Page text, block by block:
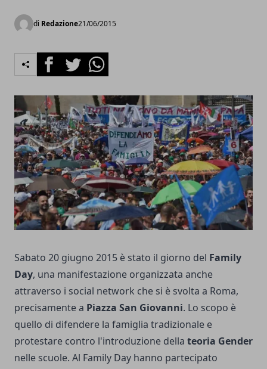
di Redazione21/06/2015
FacebookTwitterWhatsapp
Sabato 20 giugno 2015 è stato il giorno del Family
Day, una manifestazione organizzata anche
attraverso i social network che si è svolta a Roma,
precisamente a Piazza San Giovanni. Lo scopo è
quello di difendere la famiglia tradizionale e
protestare contro l'introduzione della teoria Gender
nelle scuole. Al Family Day hanno partecipato